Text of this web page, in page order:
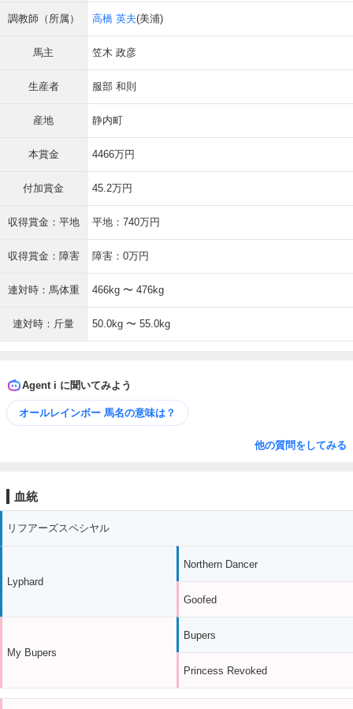
調教師（所属） 高橋 英夫(美浦)
馬主 笠木 政彦
生産者 服部 和則
産地 静内町
本賞金 4466万円
付加賞金 45.2万円
収得賞金：平地 平地：740万円
収得賞金：障害 障害：0万円
連対時：馬体重 466kg 〜 476kg
連対時：斤量 50.0kg 〜 55.0kg
Agent i に聞いてみよう
オールレインボー 馬名の意味は？
他の質問をしてみる
血統
リフアーズスペシヤル
Lyphard
My Bupers
Northern Dancer
Goofed
Bupers
Princess Revoked